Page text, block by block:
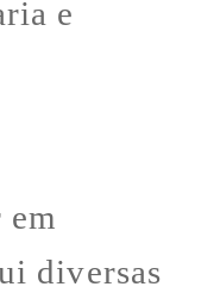
e
diversas